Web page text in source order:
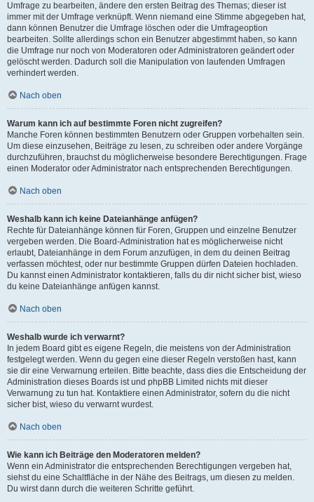
Umfrage zu bearbeiten, ändere den ersten Beitrag des Themas; dieser ist
immer mit der Umfrage verknüpft. Wenn niemand eine Stimme abgegeben hat,
dann können Benutzer die Umfrage löschen oder die Umfrageoption
bearbeiten. Sollte allerdings schon ein Benutzer abgestimmt haben, so kann
die Umfrage nur noch von Moderatoren oder Administratoren geändert oder
gelöscht werden. Dadurch soll die Manipulation von laufenden Umfragen
verhindert werden.
Nach oben
Warum kann ich auf bestimmte Foren nicht zugreifen?
Manche Foren können bestimmten Benutzern oder Gruppen vorbehalten sein.
Um diese einzusehen, Beiträge zu lesen, zu schreiben oder andere Vorgänge
durchzuführen, brauchst du möglicherweise besondere Berechtigungen. Frage
einen Moderator oder Administrator nach entsprechenden Berechtigungen.
Nach oben
Weshalb kann ich keine Dateianhänge anfügen?
Rechte für Dateianhänge können für Foren, Gruppen und einzelne Benutzer
vergeben werden. Die Board-Administration hat es möglicherweise nicht
erlaubt, Dateianhänge in dem Forum anzufügen, in dem du deinen Beitrag
verfassen möchtest, oder nur bestimmte Gruppen dürfen Dateien hochladen.
Du kannst einen Administrator kontaktieren, falls du dir nicht sicher bist, wieso
du keine Dateianhänge anfügen kannst.
Nach oben
Weshalb wurde ich verwarnt?
In jedem Board gibt es eigene Regeln, die meistens von der Administration
festgelegt werden. Wenn du gegen eine dieser Regeln verstoßen hast, kann
sie dir eine Verwarnung erteilen. Bitte beachte, dass dies die Entscheidung der
Administration dieses Boards ist und phpBB Limited nichts mit dieser
Verwarnung zu tun hat. Kontaktiere einen Administrator, sofern du die nicht
sicher bist, wieso du verwarnt wurdest.
Nach oben
Wie kann ich Beiträge den Moderatoren melden?
Wenn ein Administrator die entsprechenden Berechtigungen vergeben hat,
siehst du eine Schaltfläche in der Nähe des Beitrags, um diesen zu melden.
Du wirst dann durch die weiteren Schritte geführt.